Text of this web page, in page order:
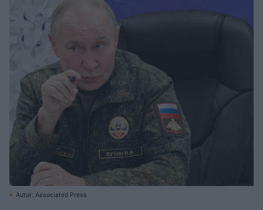
Autor: Associated Press